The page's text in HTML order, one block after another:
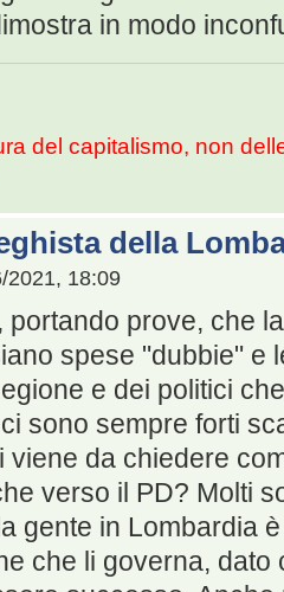
in modo
del capitalismo, non
della
2021, 18:09
portando prove, che
spese "dubbie" e
e dei politici
sono sempre forti
viene da chiedere
verso il PD? Molti
gente in Lombardia
che li governa,